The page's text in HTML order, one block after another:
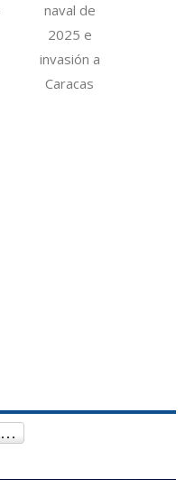
naval de
2025 e
invasión a
Caracas